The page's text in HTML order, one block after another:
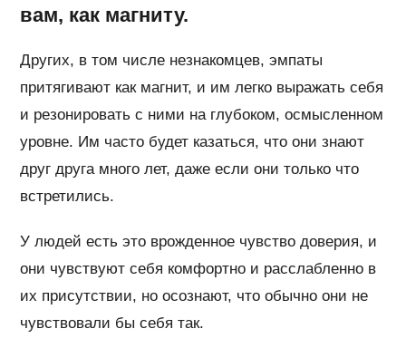
вам, как магниту.
Других, в том числе незнакомцев, эмпаты
притягивают как магнит, и им легко выражать себя
и резонировать с ними на глубоком, осмысленном
уровне. Им часто будет казаться, что они знают
друг друга много лет, даже если они только что
встретились.
У людей есть это врожденное чувство доверия, и
они чувствуют себя комфортно и расслабленно в
их присутствии, но осознают, что обычно они не
чувствовали бы себя так.